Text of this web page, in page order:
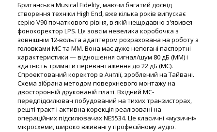
Британська Musical Fidelity, маючи багатий досвід
створення техніки High End, вже кілька років випускає
серію V90 початкового рівня, в якій нещодавно з'явився
фонокоректор LPS. Ця зовсім невелика коробочка з
зовнішнім 12-вольта адаптером розрахована на роботу з
головками МС та ММ. Вона має дуже непогані паспортні
характеристики — відношення сигнал/шум 80 дБ (ММ) і
здатність тримати перевантаження до 22 дБ (МС).
Спроектований коректор в Англії, зроблений на Тайвані.
Схема зібрана методом поверхневого монтажу на
двосторонній друкованій платі. Вхідний МС-
передпідсилювач побудований на тихих транзисторах,
решті тракт і активна корекція реалізовані на
операційних підсилювачах NE5534. Це класичні «музичні»
мікросхеми, широко вживані у професійному аудіо.